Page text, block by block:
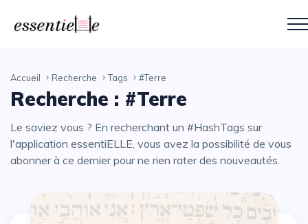
Accueil Recherche Tags #Terre
Recherche : #Terre
Le saviez vous ? En recherchant un #HashTags sur
l'application essentiELLE, vous avez la possibilité de vous
abonner à ce dernier pour ne rien rater des nouveautés.